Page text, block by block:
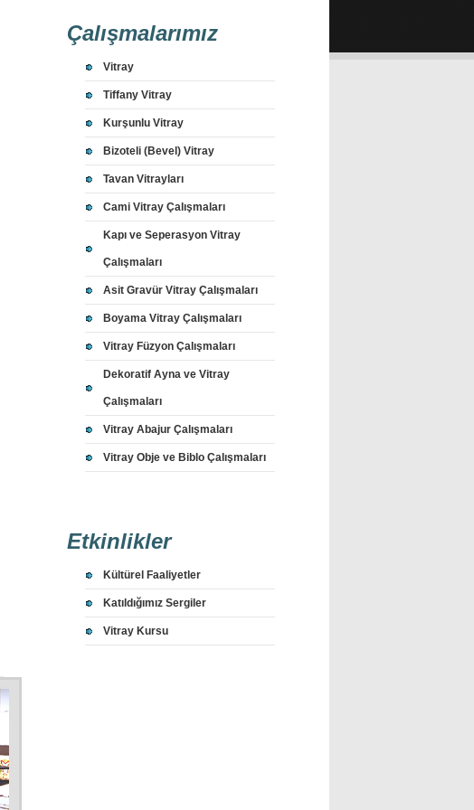
Çalışmalarımız
Vitray
Tiffany Vitray
Kurşunlu Vitray
Bizoteli (Bevel) Vitray
Tavan Vitrayları
Cami Vitray Çalışmaları
Kapı ve Seperasyon Vitray
Çalışmaları
Asit Gravür Vitray Çalışmaları
Boyama Vitray Çalışmaları
Vitray Füzyon Çalışmaları
Dekoratif Ayna ve Vitray
Çalışmaları
Vitray Abajur Çalışmaları
Vitray Obje ve Biblo Çalışmaları
Etkinlikler
Kültürel Faaliyetler
Katıldığımız Sergiler
Vitray Kursu